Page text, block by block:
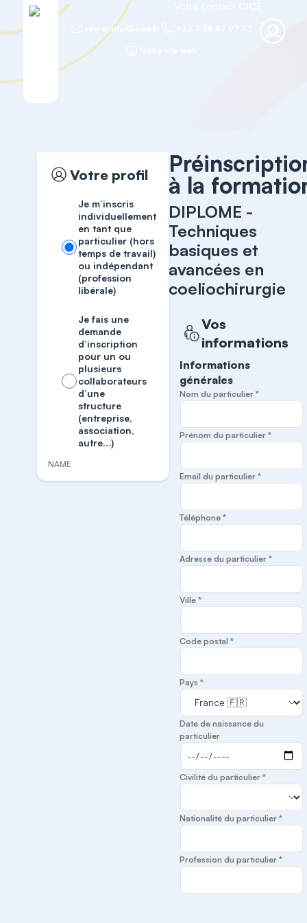
secretariat@cice.fr
Votre profil
Je m’inscris
individuellement
en tant que
particulier (hors
temps de travail)
ou indépendant
(profession
libérale)
Je fais une
demande
d’inscription
pour un ou
plusieurs
collaborateurs
d’une
structure
(entreprise,
association,
autre…)
NAME
à la
DIPLOME -
Techniques
basiques et
avancées en
coeliochirurgie
Vos
informations
Informations
générales
Nom du particulier *
Prénom du particulier *
Email du particulier *
Téléphone *
Adresse du particulier *
Ville *
Code postal *
Pays *
Date de naissance du
particulier
Civilité du particulier *
Nationalité du particulier *
Profession du particulier *